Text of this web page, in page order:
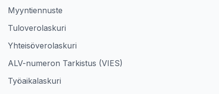
Myyntiennuste
Tuloverolaskuri
Yhteisöverolaskuri
ALV-numeron Tarkistus (VIES)
Työaikalaskuri